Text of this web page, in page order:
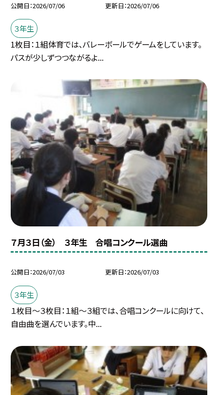
公開日 2026/07/06 更新日 2026/07/06
３年生
1枚目：１組体育では、バレーボールでゲームをしています。
パスが少しずつつながるよ...
７月３日（金） ３年生 合唱コンクール選曲
公開日 2026/07/03 更新日 2026/07/03
３年生
１枚目～３枚目：１組～３組では、合唱コンクールに向けて、
自由曲を選んでいます。中...